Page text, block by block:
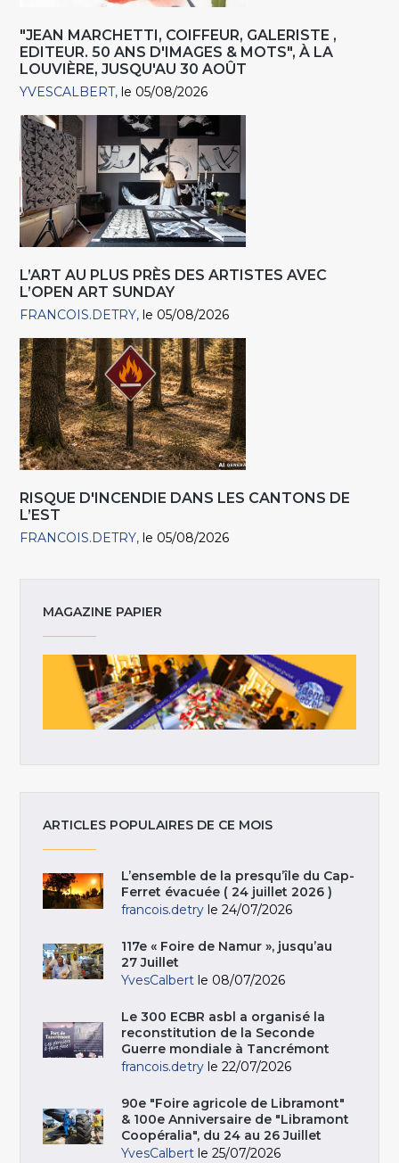
"JEAN MARCHETTI, COIFFEUR, GALERISTE ,
EDITEUR. 50 ANS D'IMAGES & MOTS", À LA
LOUVIÈRE, JUSQU'AU 30 AOÛT
YVESCALBERT le 05/08/2026
L’ART AU PLUS PRÈS DES ARTISTES AVEC
L’OPEN ART SUNDAY
FRANCOIS.DETRY le 05/08/2026
RISQUE D'INCENDIE DANS LES CANTONS DE
L’EST
FRANCOIS.DETRY le 05/08/2026
MAGAZINE PAPIER
ARTICLES POPULAIRES DE CE MOIS
L’ensemble de la presqu’île du Cap-
Ferret évacuée ( 24 juillet 2026 )
francois.detry le 24/07/2026
117e « Foire de Namur », jusqu’au
27 Juillet
YvesCalbert le 08/07/2026
Le 300 ECBR asbl a organisé la
reconstitution de la Seconde
Guerre mondiale à Tancrémont
francois.detry le 22/07/2026
90e "Foire agricole de Libramont"
& 100e Anniversaire de "Libramont
Coopéralia", du 24 au 26 Juillet
YvesCalbert le 25/07/2026